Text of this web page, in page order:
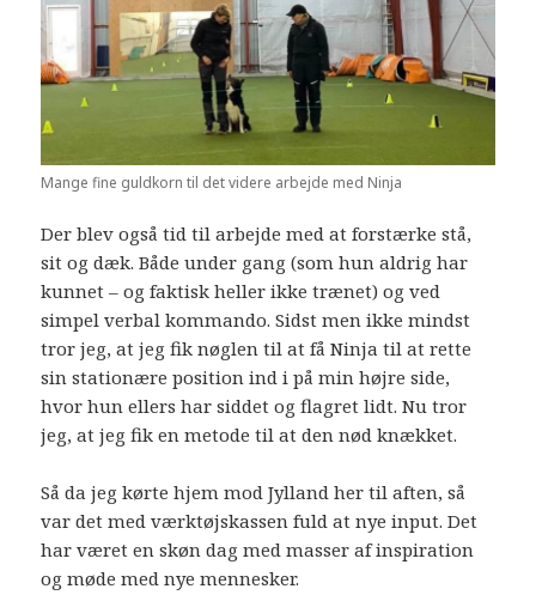
Mange fine guldkorn til det videre arbejde med Ninja
Der blev også tid til arbejde med at forstærke stå,
sit og dæk. Både under gang (som hun aldrig har
kunnet – og faktisk heller ikke trænet) og ved
simpel verbal kommando. Sidst men ikke mindst
tror jeg, at jeg fik nøglen til at få Ninja til at rette
sin stationære position ind i på min højre side,
hvor hun ellers har siddet og flagret lidt. Nu tror
jeg, at jeg fik en metode til at den nød knækket.
Så da jeg kørte hjem mod Jylland her til aften, så
var det med værktøjskassen fuld at nye input. Det
har været en skøn dag med masser af inspiration
og møde med nye mennesker.